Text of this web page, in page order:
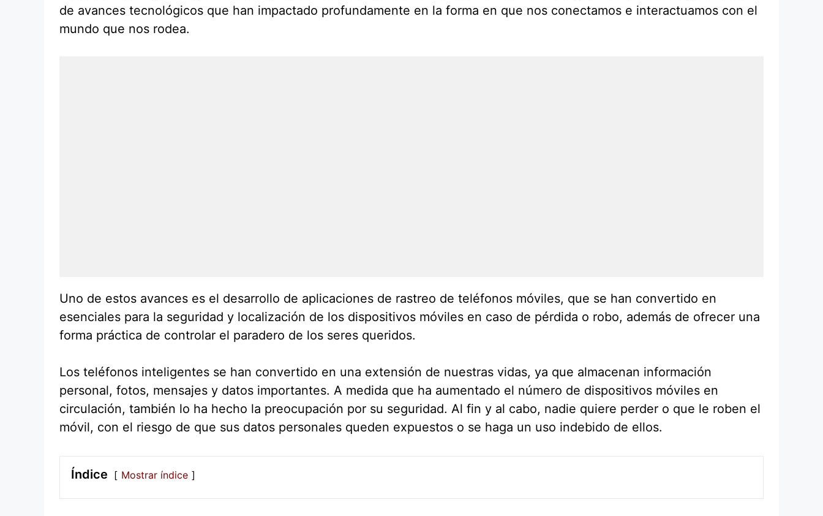
de avances tecnológicos que han impactado profundamente en la forma en que nos conectamos e interactuamos con el
mundo que nos rodea.
Uno de estos avances es el desarrollo de aplicaciones de rastreo de teléfonos móviles, que se han convertido en
esenciales para la seguridad y localización de los dispositivos móviles en caso de pérdida o robo, además de ofrecer una
forma práctica de controlar el paradero de los seres queridos.
Los teléfonos inteligentes se han convertido en una extensión de nuestras vidas, ya que almacenan información
personal, fotos, mensajes y datos importantes. A medida que ha aumentado el número de dispositivos móviles en
circulación, también lo ha hecho la preocupación por su seguridad. Al fin y al cabo, nadie quiere perder o que le roben el
móvil, con el riesgo de que sus datos personales queden expuestos o se haga un uso indebido de ellos.
Índice Mostrar índice